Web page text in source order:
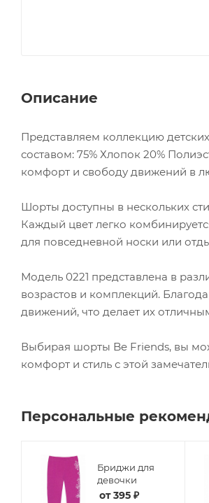
Описание
Представляем коллекцию
составом: 75% Хлопок 20%
комфорт и свободу движений в
Шорты доступны в нескольких
Каждый цвет легко
для повседневной носки или
Модель 0221 представлена в
возрастов и комплекций.
движений, что делает их
Выбирая шорты Be Friends, вы
комфорт и стиль с этой
Персональные
Бриджи для
девочки
от395 ₽